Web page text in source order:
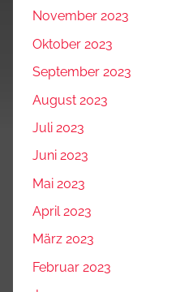
November 2023
Oktober 2023
September 2023
August 2023
Juli 2023
Juni 2023
Mai 2023
April 2023
März 2023
Februar 2023